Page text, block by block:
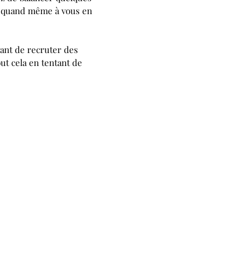
même à vous en
de recruter des
cela en tentant de